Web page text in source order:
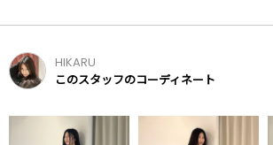
HIKARU
このスタッフのコーディネート